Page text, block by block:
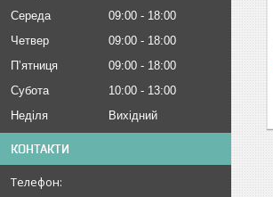
Середа
09:00
18:00
Четвер
09:00
18:00
Пʼятниця
09:00
18:00
Субота
10:00
13:00
Неділя
Вихідний
КОНТАКТИ